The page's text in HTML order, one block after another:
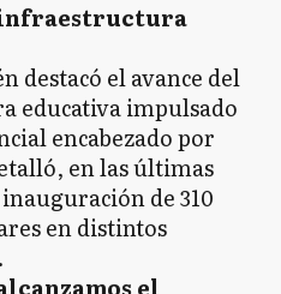
infraestructura
destacó el avance del
educativa impulsado
encabezado por
en las últimas
de 310
en distintos
el